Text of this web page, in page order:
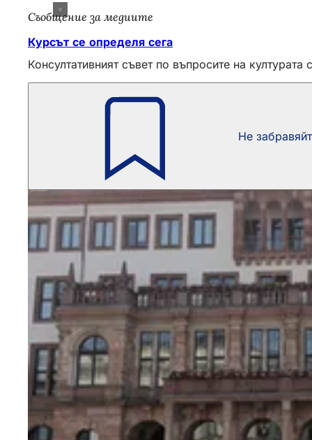
Съобщение за медиите
Курсът се определя сега
Консултативният съвет по въпросите на
Не